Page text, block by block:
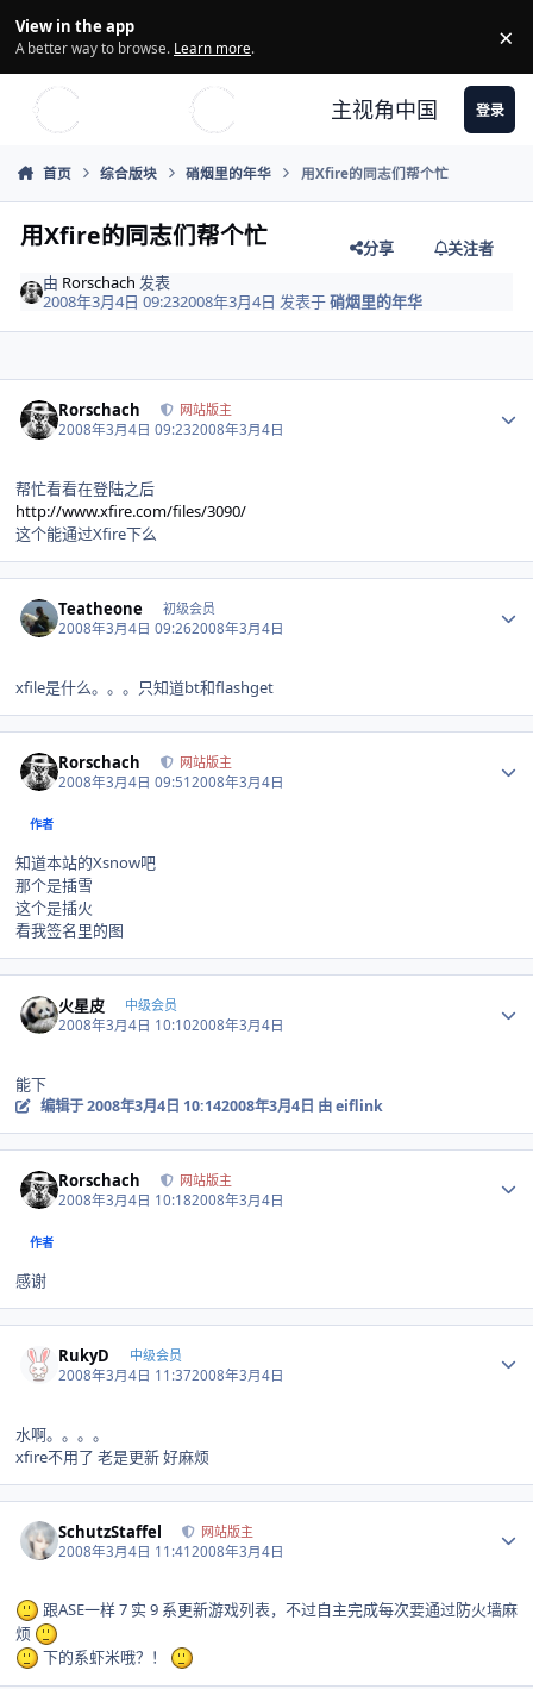
View in the app
A better way to browse. Learn more. ×
主视角中国 登录
首页 综合版块 硝烟里的年华 用Xfire的同志们帮个忙
用Xfire的同志们帮个忙 分享
关注者
由 Rorschach 发表
2008年3月4日 09:232008年3月4日 发表于硝烟里的年华
Rorschach 网站版主
2008年3月4日 09:232008年3月4日
帮忙看看在登陆之后
http://www.xfire.com/files/3090/
这个能通过Xfire下么
Teatheone 初级会员
2008年3月4日 09:262008年3月4日
xfile是什么。。。只知道bt和flashget
Rorschach 网站版主
2008年3月4日 09:512008年3月4日
作者
知道本站的Xsnow吧
那个是插雪
这个是插火
看我签名里的图
火星皮 中级会员
2008年3月4日 10:102008年3月4日
能下
编辑于2008年3月4日 10:142008年3月4日 由 eiflink
Rorschach 网站版主
2008年3月4日 10:182008年3月4日
作者
感谢
RukyD 中级会员
2008年3月4日 11:372008年3月4日
水啊。。。。
xfire不用了 老是更新 好麻烦
SchutzStaffel 网站版主
2008年3月4日 11:412008年3月4日
跟ASE一样 7 实 9 系更新游戏列表，不过自主完成每次要通过防火墙麻
烦
下的系虾米哦？！